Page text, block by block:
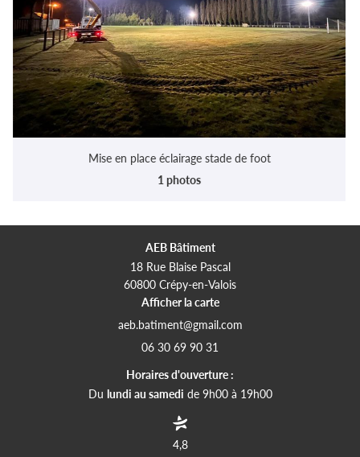
Actualités
Contact
Rejoignez-
Mise en place éclairage stade de foot
1 photos
AEB Bâtiment
18 Rue Blaise Pascal
60800 Crépy-en-Valois
Afficher la carte
06 30 69 90 31
Horaires d'ouverture :
Du lundi au samedi de 9h00 à 19h00
4,8